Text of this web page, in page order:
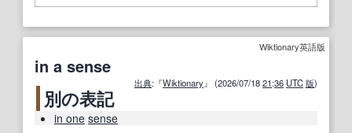
Wiktionary英語版
in a sense
出典:『Wiktionary』 (2026/07/1821:36 UTC 版)
別の表記
in one sense